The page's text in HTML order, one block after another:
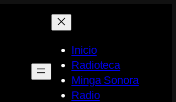
Inicio
Radioteca
Minga Sonora
Radio